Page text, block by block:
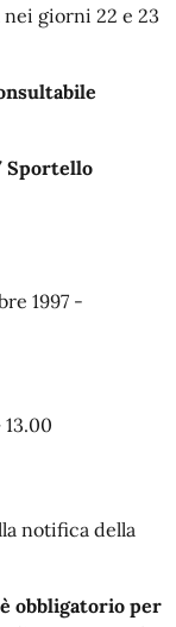
giorni 22 e 23
Sportello
1997 -
notifica della
obbligatorio per